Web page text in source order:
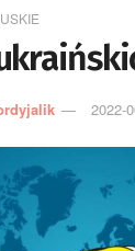
2022-